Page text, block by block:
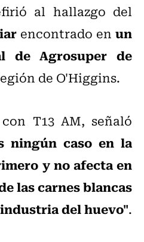
al hallazgo del
encontrado en un
de Agrosuper de
de O'Higgins.
T13 AM, señaló
ningún caso en la
y no afecta en
las carnes blancas
del huevo".